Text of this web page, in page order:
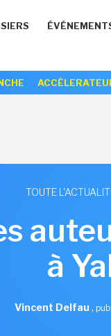
TOUTE
à
Vincent Delfau ,